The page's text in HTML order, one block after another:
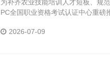
为补齐农业技能培训人才短板、规
PC全国职业资格考试认证中心重磅
农业人才队伍规范化建设。
2026-07-09